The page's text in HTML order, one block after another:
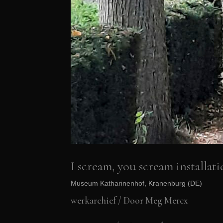
I scream, you scream
Museum Katharinenhof, Kranenburg (DE)
werkarchief/ Door Meg Mercx